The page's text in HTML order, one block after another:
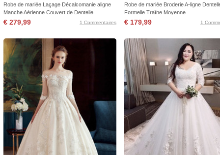
Robe de mariée Laçage Décalcomanie aligne
Manche Aérienne Couvert de Dentelle
€ 279,99 1 Commentaires
Robe de mariée Broderie A-ligne
Formelle Traîne Moyenne
€ 179,99 1